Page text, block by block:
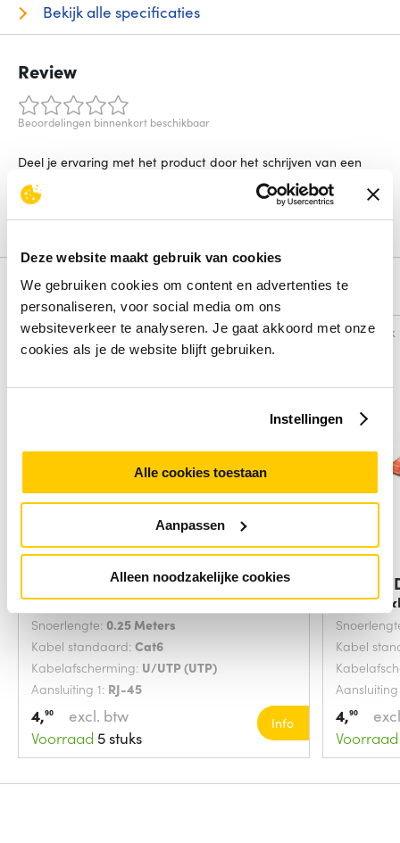
Deze website maakt gebruik van cookies
We gebruiken cookies om content en advertenties te
personaliseren, voor social media om ons
websiteverkeer te analyseren. Je gaat akkoord met onze
cookies als je de website blijft gebruiken.
Instellingen
Alle cookies toestaan
Aanpassen
Alleen noodzakelijke cookies
Bekijk alle specificaties
Review
Beoordelingen binnenkort beschikbaar
Deel je ervaring met het product door het schrijven van een
Alternatieven
Vergelijk
Digitus DK-1617-0025/B
netwerkkabel Blauw
Snoerlengte: 0.25 Meters
Kabel standaard: Cat6
Kabelafscherming: U/UTP (UTP)
Aansluiting 1: RJ-45
4,90
excl. btw
Voorraad 5 stuks
Info
Vergelijk
Digitus
Kabel
4,90
Voorraad